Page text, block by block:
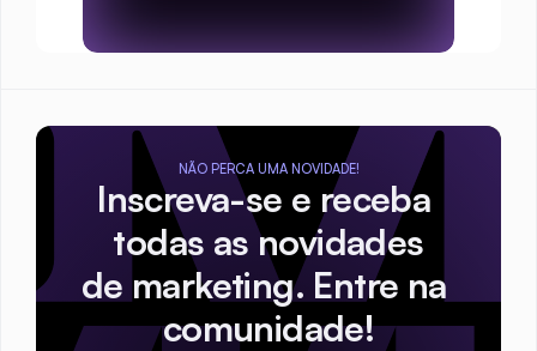
NÃO PERCA UMA NOVIDADE!
Inscreva-se e receba
todas as novidades
de marketing. Entre na
comunidade!